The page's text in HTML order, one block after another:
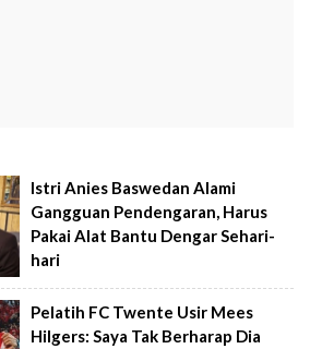
Istri Anies Baswedan Alami
Gangguan Pendengaran, Harus
Pakai Alat Bantu Dengar Sehari-
hari
Pelatih FC Twente Usir Mees
Hilgers: Saya Tak Berharap Dia